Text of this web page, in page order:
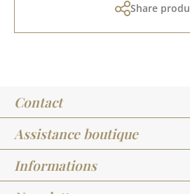
Share
Contact
Assistance boutique
Informations